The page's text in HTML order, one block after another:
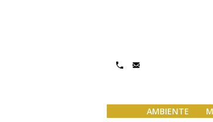
AMBIENTE